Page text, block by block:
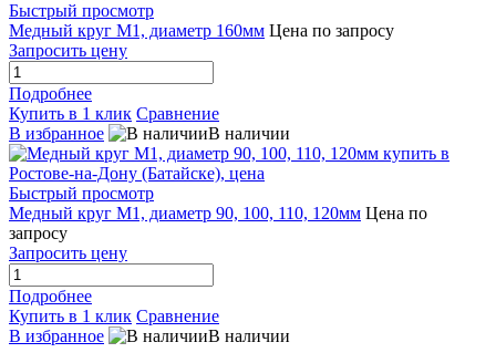
Быстрый просмотр
Медный круг М1, диаметр 160мм Цена по запросу
Запросить цену
Подробнее
Купить в 1 клик Сравнение
В избранное
В наличии
Быстрый просмотр
Медный круг М1, диаметр 90, 100, 110, 120мм Цена по
запросу
Запросить цену
Подробнее
Купить в 1 клик Сравнение
В избранное
В наличии